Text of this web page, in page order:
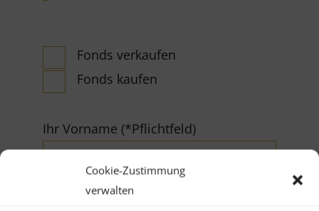
Cookie-Zustimmung
verwalten
Fonds verkaufen
Fonds kaufen
Ihr Vorname (*Pflichtfeld)